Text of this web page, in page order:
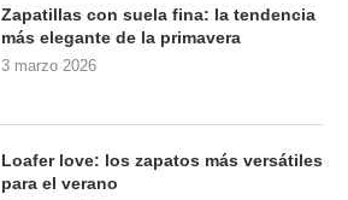
Zapatillas con suela fina: la tendencia
más elegante de la primavera
3 marzo 2026
Loafer love: los zapatos más versátiles
para el verano